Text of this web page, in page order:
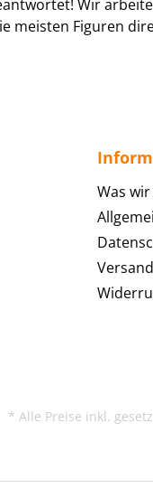
Wir
meisten Figuren
Was
* Alle Preise inkl.